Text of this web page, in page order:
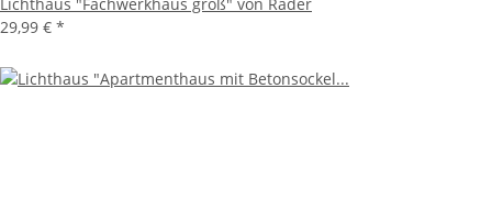
29,99 € *